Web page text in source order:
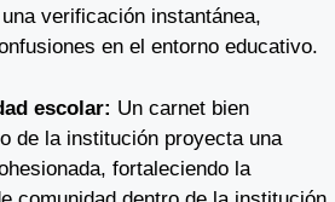
verificación instantánea,
en el entorno educativo.
escolar: Un carnet bien
de la institución proyecta una
fortaleciendo la